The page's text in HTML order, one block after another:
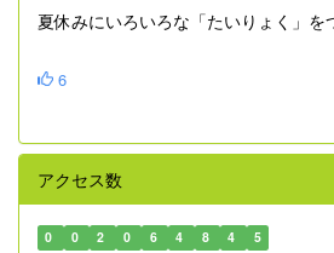
夏休みにいろいろな「たいりょく」を
6
アクセス数
0 0 2 0 6 4 8 4 5